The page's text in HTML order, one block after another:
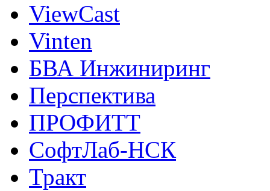
ViewCast
Vinten
БВА Инжиниринг
Перспектива
ПРОФИТТ
СофтЛаб-НСК
Тракт